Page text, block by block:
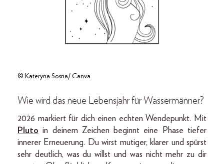
© Kateryna Sosna/ Canva
Wie wird das neue Lebensjahr für Wassermänner?
2026 markiert für dich einen echten Wendepunkt. Mit
Pluto in deinem Zeichen beginnt eine Phase tiefer
innerer Erneuerung. Du wirst mutiger, klarer und spürst
sehr deutlich, was du willst und was nicht mehr zu dir